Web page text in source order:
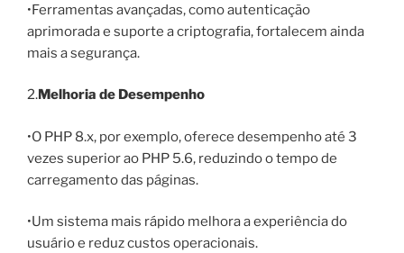
•Ferramentas avançadas, como autenticação
aprimorada e suporte a criptografia, fortalecem ainda
mais a segurança.
2.Melhoria de Desempenho
•O PHP 8.x, por exemplo, oferece desempenho até 3
vezes superior ao PHP 5.6, reduzindo o tempo de
carregamento das páginas.
•Um sistema mais rápido melhora a experiência do
usuário e reduz custos operacionais.